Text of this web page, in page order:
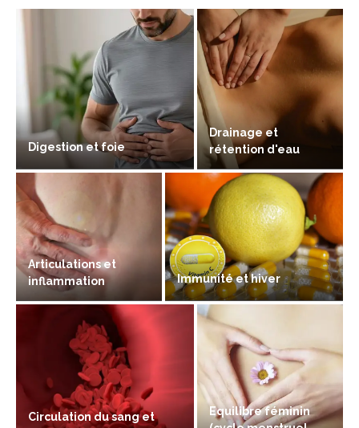
Digestion et foie
Drainage et
rétention d'eau
Articulations et
inflammation
Immunité et hiver
Circulation du sang et
Equilibre féminin